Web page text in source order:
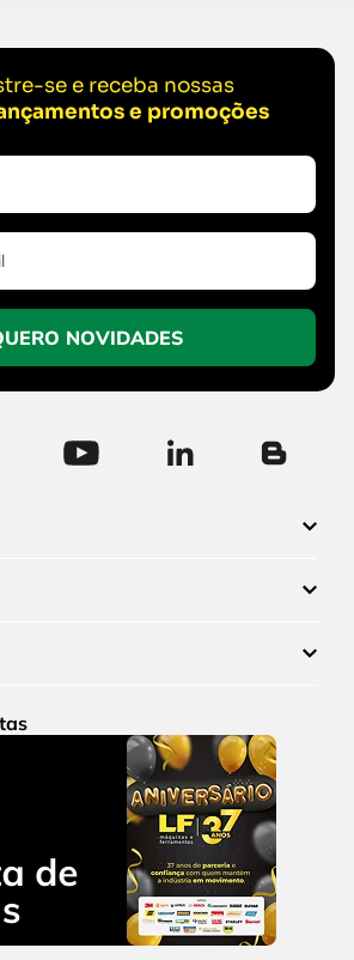
se e receba nossas
e promoções
NOVIDADES